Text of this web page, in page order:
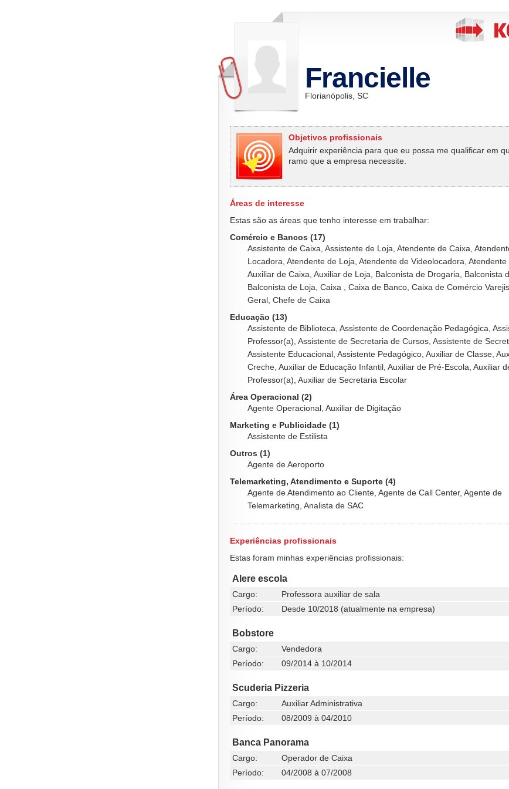
Francielle
Florianópolis, SC
Objetivos profissionais
Adquirir experiência para que eu possa me qualificar em
ramo que a empresa necessite.
Áreas de interesse
Estas são as áreas que tenho interesse em trabalhar:
Comércio e Bancos (17)
Assistente de Caixa, Assistente de Loja, Atendente de Caixa,
Locadora, Atendente de Loja, Atendente de Videolocadora, Atendente
Auxiliar de Caixa, Auxiliar de Loja, Balconista de Drogaria, Balconista
Balconista de Loja, Caixa , Caixa de Banco, Caixa de Comércio
Geral, Chefe de Caixa
Educação (13)
Assistente de Biblioteca, Assistente de Coordenação Pedagógica,
Professor(a), Assistente de Secretaria de Cursos, Assistente de
Assistente Educacional, Assistente Pedagógico, Auxiliar de Classe,
Creche, Auxiliar de Educação Infantil, Auxiliar de Pré-Escola, Auxiliar
Professor(a), Auxiliar de Secretaria Escolar
Área Operacional (2)
Agente Operacional, Auxiliar de Digitação
Marketing e Publicidade (1)
Assistente de Estilista
Outros (1)
Agente de Aeroporto
Telemarketing, Atendimento e Suporte (4)
Agente de Atendimento ao Cliente, Agente de Call Center, Agente de
Telemarketing, Analista de SAC
Experiências profissionais
Estas foram minhas experiências profissionais:
Alere escola
Cargo:
Professora auxiliar de sala
Período:
Desde 10/2018 (atualmente na empresa)
Bobstore
Cargo:
Vendedora
Período:
09/2014 à 10/2014
Scuderia Pizzeria
Cargo:
Auxiliar Administrativa
Período:
08/2009 à 04/2010
Banca Panorama
Cargo:
Operador de Caixa
Período:
04/2008 à 07/2008